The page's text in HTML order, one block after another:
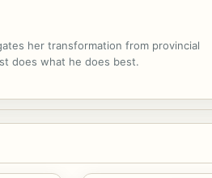
her transformation from provincial
does what he does best.